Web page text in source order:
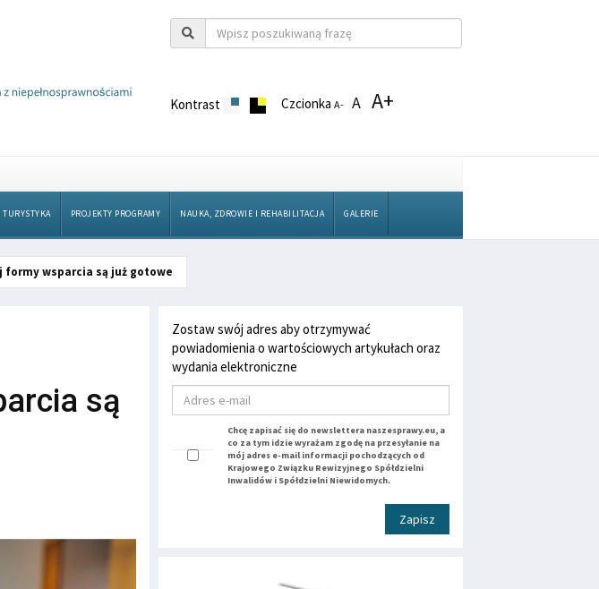
Kontrast CzcionkaA- A A+
TURYSTYKA PROJEKTY PROGRAMY NAUKA, ZDROWIE I REHABILITACJA GALERIE
formy wsparcia są już gotowe
są
Zostaw swój adres aby otrzymywać
powiadomienia o wartościowych artykułach oraz
wydania elektroniczne
Chcę zapisać się do newslettera naszesprawy.eu, a
co za tym idzie wyrażam zgodę na przesyłanie na
mój adres e-mail informacji pochodzących od
Krajowego Związku Rewizyjnego Spółdzielni
Inwalidów i Spółdzielni Niewidomych.
Zapisz